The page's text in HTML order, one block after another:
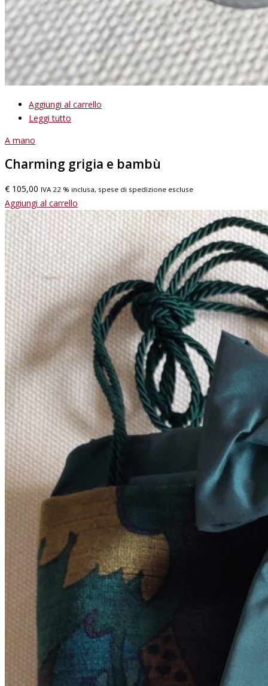
Aggiungi al carrello
Leggi tutto
A mano
Charming grigia e bambù
€ 105,00 IVA 22 % inclusa, spese di spedizione escluse
Aggiungi al carrello